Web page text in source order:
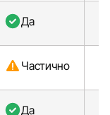
Да
Частично
Да